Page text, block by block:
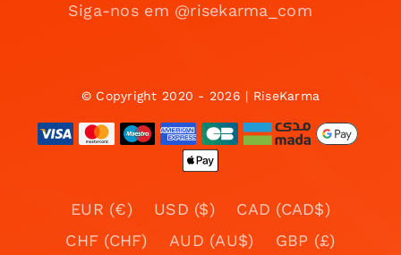
Siga-nos em @risekarma_com
© Copyright 2020 - 2026 | RiseKarma
EUR (€) USD ($)
CAD (CAD$)
CHF (CHF)
AUD (AU$)
GBP (£)